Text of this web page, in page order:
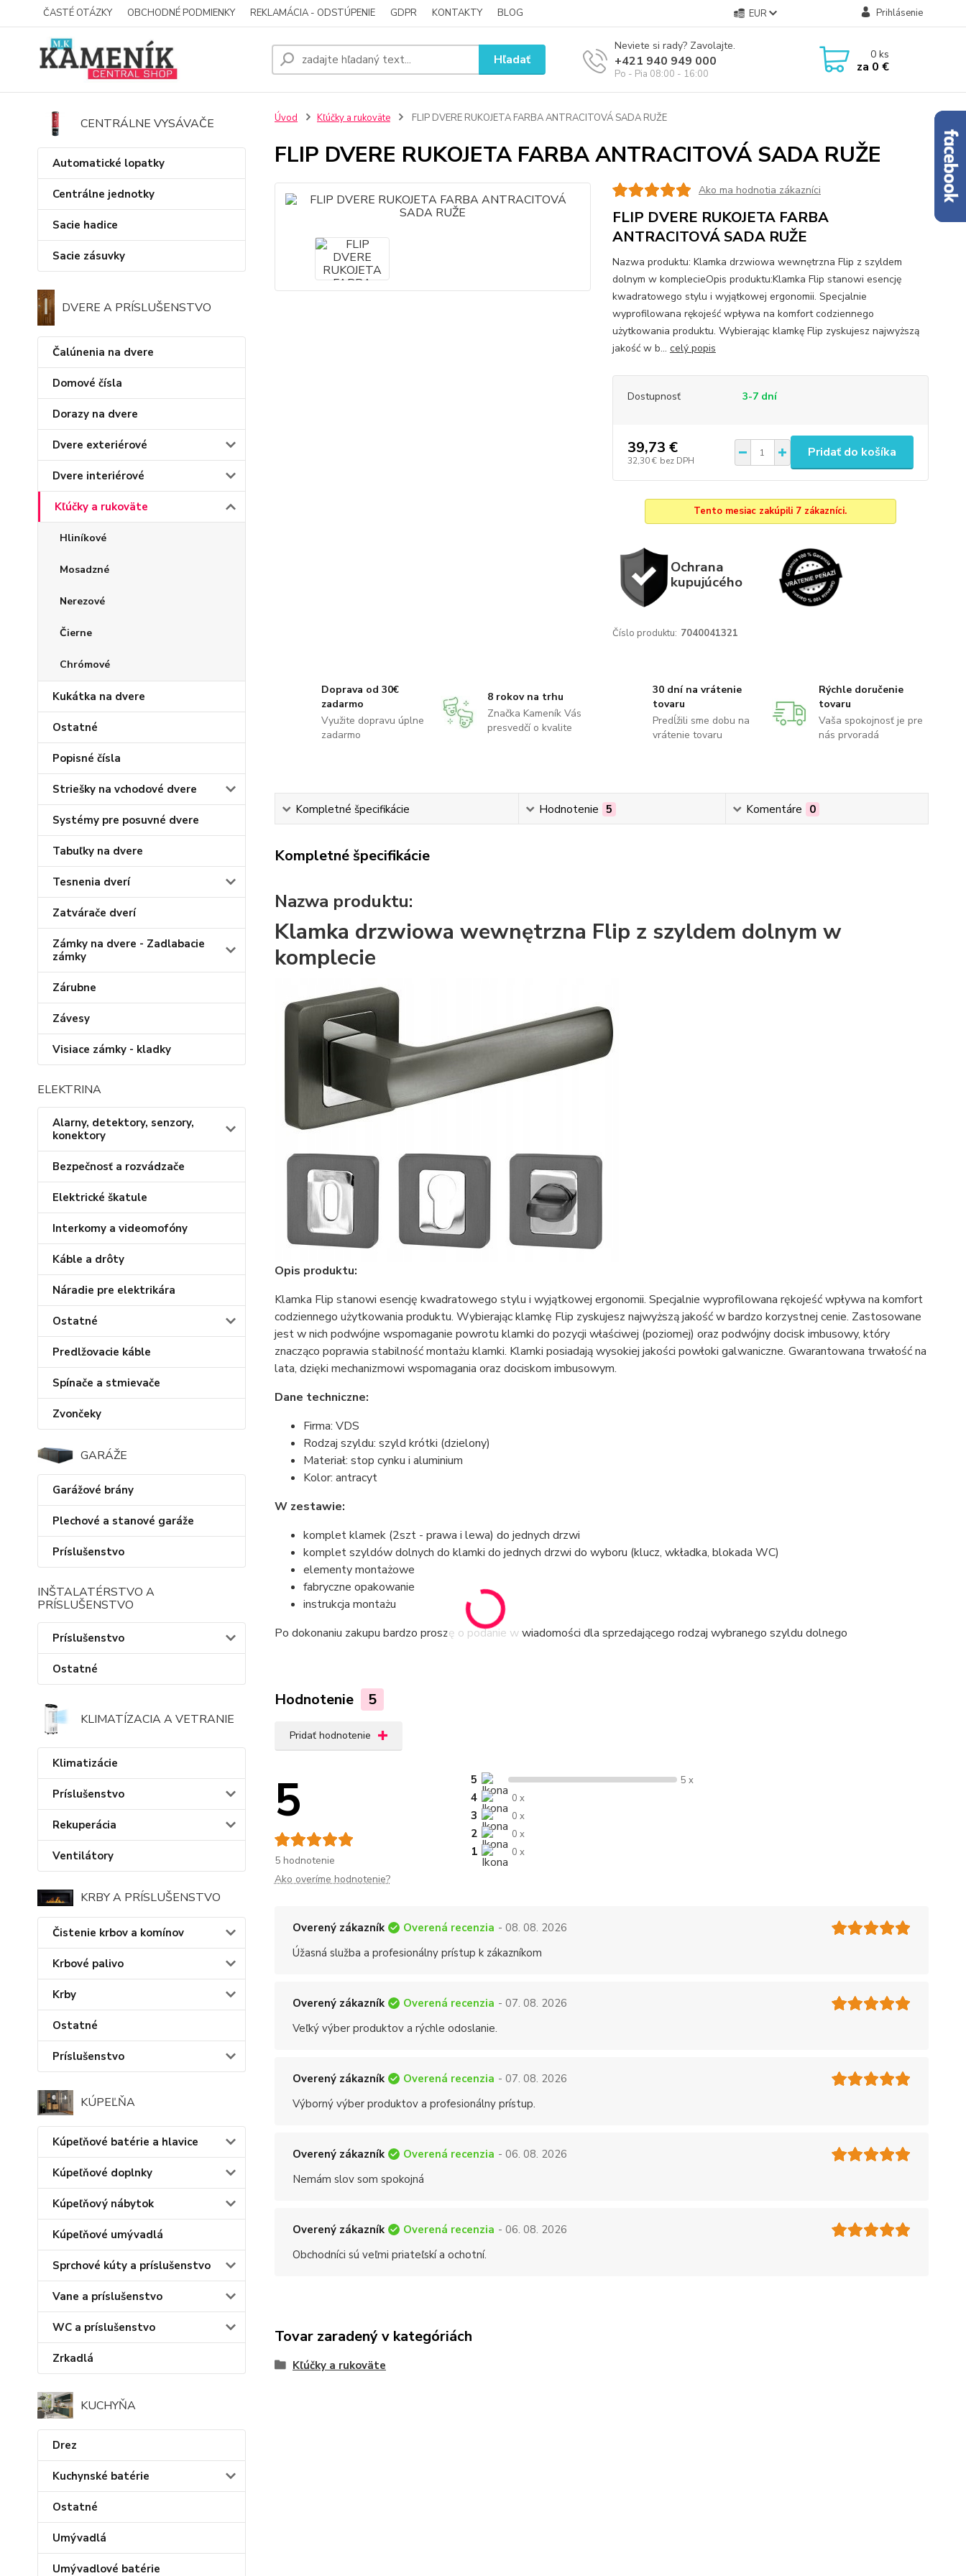
ČASTÉ OTÁZKY OBCHODNÉ PODMIENKY REKLAMÁCIA - ODSTÚPENIE GDPR KONTAKTY BLOG EUR Prihlásenie
Hľadať
Neviete si rady? Zavolajte.
+421 940 949 000
Po - Pia 08:00 - 16:00
0ks
za 0 €
CENTRÁLNE VYSÁVAČE
Automatické lopatky
Centrálne jednotky
Sacie hadice
Sacie zásuvky
DVERE A PRÍSLUŠENSTVO
Čalúnenia na dvere
Domové čísla
Dorazy na dvere
Dvere exteriérové
Dvere interiérové
Kľúčky a rukoväte
Hliníkové
Mosadzné
Nerezové
Čierne
Chrómové
Kukátka na dvere
Ostatné
Popisné čísla
Striešky na vchodové dvere
Systémy pre posuvné dvere
Tabuľky na dvere
Tesnenia dverí
Zatvárače dverí
Zámky na dvere - Zadlabacie
zámky
Zárubne
Závesy
Visiace zámky - kladky
ELEKTRINA
Alarny, detektory, senzory,
konektory
Bezpečnosť a rozvádzače
Elektrické škatule
Interkomy a videomofóny
Káble a drôty
Náradie pre elektrikára
Ostatné
Predlžovacie káble
Spínače a stmievače
Zvončeky
GARÁŽE
Garážové brány
Plechové a stanové garáže
Príslušenstvo
INŠTALATÉRSTVO A
PRÍSLUŠENSTVO
Príslušenstvo
Ostatné
KLIMATÍZACIA A VETRANIE
Klimatizácie
Príslušenstvo
Rekuperácia
Ventilátory
KRBY A PRÍSLUŠENSTVO
Čistenie krbov a komínov
Krbové palivo
Krby
Ostatné
Príslušenstvo
KÚPEĽŇA
Kúpeľňové batérie a hlavice
Kúpeľňové doplnky
Kúpeľňový nábytok
Kúpeľňové umývadlá
Sprchové kúty a príslušenstvo
Vane a príslušenstvo
WC a príslušenstvo
Zrkadlá
KUCHYŇA
Drez
Kuchynské batérie
Ostatné
Umývadlá
Umývadlové batérie
Úvod Kľúčky a rukoväte FLIP DVERE RUKOJETA FARBA ANTRACITOVÁ SADA RUŽE
FLIP DVERE RUKOJETA FARBA ANTRACITOVÁ SADA RUŽE
Ako ma hodnotia zákazníci
FLIP DVERE RUKOJETA FARBA
ANTRACITOVÁ SADA RUŽE
Nazwa produktu: Klamka drzwiowa wewnętrzna Flip z szyldem
dolnym w komplecieOpis produktu:Klamka Flip stanowi esencję
kwadratowego stylu i wyjątkowej ergonomii. Specjalnie
wyprofilowana rękojeść wpływa na komfort codziennego
użytkowania produktu. Wybierając klamkę Flip zyskujesz najwyższą
jakość w b... celý popis
Dostupnosť 3-7 dní
39,73 €
32,30 € bez DPH
Pridať do košíka
Tento mesiac zakúpili 7 zákazníci.
Ochrana
kupujúcého
Číslo produktu: 7040041321
Doprava od 30€
zadarmo
Využite dopravu úplne
zadarmo
8 rokov na trhu
Značka Kameník Vás
presvedčí o kvalite
30 dní na vrátenie
tovaru
Predĺžili sme dobu na
vrátenie tovaru
Rýchle doručenie
tovaru
Vaša spokojnosť je pre
nás prvoradá
Kompletné špecifikácie Hodnotenie 5 Komentáre 0
Kompletné špecifikácie
Nazwa produktu:
Klamka drzwiowa wewnętrzna Flip z szyldem dolnym w
komplecie
Opis produktu:
Klamka Flip stanowi esencję kwadratowego stylu i wyjątkowej ergonomii. Specjalnie wyprofilowana rękojeść wpływa na komfort
codziennego użytkowania produktu. Wybierając klamkę Flip zyskujesz najwyższą jakość w bardzo korzystnej cenie. Zastosowane
jest w nich podwójne wspomaganie powrotu klamki do pozycji właściwej (poziomej) oraz podwójny docisk imbusowy, który
znacząco poprawia stabilność montażu klamki. Klamki posiadają wysokiej jakości powłoki galwaniczne. Gwarantowana trwałość na
lata, dzięki mechanizmowi wspomagania oraz dociskom imbusowym.
Dane techniczne:
Firma: VDS
Rodzaj szyldu: szyld krótki (dzielony)
Materiał: stop cynku i aluminium
Kolor: antracyt
W zestawie:
komplet klamek (2szt - prawa i lewa) do jednych drzwi
komplet szyldów dolnych do klamki do jednych drzwi do wyboru (klucz, wkładka, blokada WC)
elementy montażowe
fabryczne opakowanie
instrukcja montażu
Po dokonaniu zakupu bardzo proszę o podanie w wiadomości dla sprzedającego rodzaj wybranego szyldu dolnego
Hodnotenie 5
Pridať hodnotenie
5
5 hodnotenie
5 5 x
4 0 x
3 0 x
2 0 x
1 0 x
Ako overíme hodnotenie?
Overený zákazník Overená recenzia - 08. 08. 2026
Úžasná služba a profesionálny prístup k zákazníkom
Overený zákazník Overená recenzia - 07. 08. 2026
Veľký výber produktov a rýchle odoslanie.
Overený zákazník Overená recenzia - 07. 08. 2026
Výborný výber produktov a profesionálny prístup.
Overený zákazník Overená recenzia - 06. 08. 2026
Nemám slov som spokojná
Overený zákazník Overená recenzia - 06. 08. 2026
Obchodníci sú veľmi priateľskí a ochotní.
Tovar zaradený v kategóriách
Kľúčky a rukoväte